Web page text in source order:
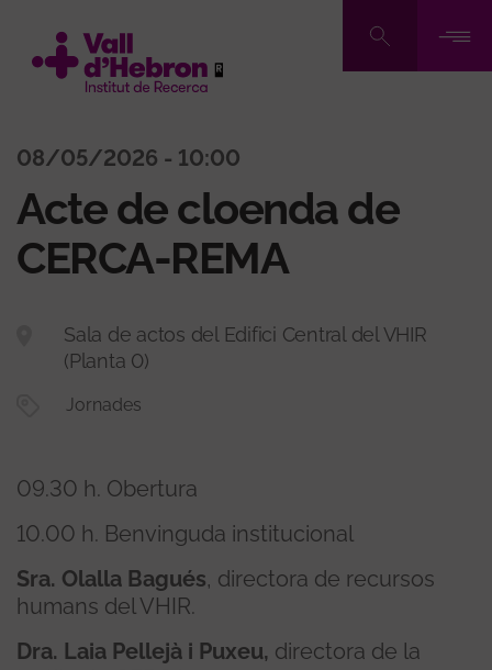
contenido
08/05/2026 - 10:00
Acte de cloenda de
CERCA-REMA
Sala de actos del Edifici Central del VHIR
(Planta 0)
Jornades
09.30 h. Obertura
10.00 h. Benvinguda institucional
Sra. Olalla Bagués, directora de recursos
humans del VHIR.
Dra. Laia Pellejà i Puxeu, directora de la